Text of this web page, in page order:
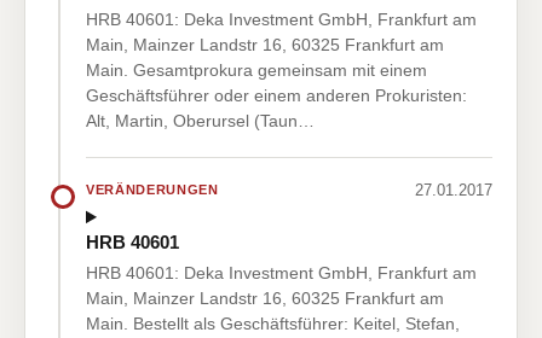
HRB 40601: Deka Investment GmbH, Frankfurt am
Main, Mainzer Landstr 16, 60325 Frankfurt am
Main. Gesamtprokura gemeinsam mit einem
Geschäftsführer oder einem anderen Prokuristen:
Alt, Martin, Oberursel (Taun…
VERÄNDERUNGEN 27.01.2017
HRB 40601
HRB 40601: Deka Investment GmbH, Frankfurt am
Main, Mainzer Landstr 16, 60325 Frankfurt am
Main. Bestellt als Geschäftsführer: Keitel, Stefan,